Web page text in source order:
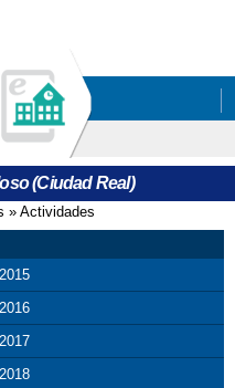
(Ciudad Real)
usted aquí
» Actividades